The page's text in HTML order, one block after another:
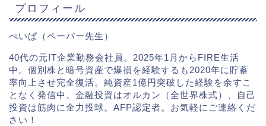
プロフィール
ぺいぱ（ペーパー先生）
40代の元IT企業勤務会社員。2025年1月からFIRE生活
中。個別株と暗号資産で爆損を経験するも2020年に貯蓄
率向上させ完全復活。純資産1億円突破した経験を余すこ
となく発信中。金融投資はオルカン（全世界株式）、自己
投資は筋肉に全力投球。AFP認定者。お気軽にご連絡くだ
さい！